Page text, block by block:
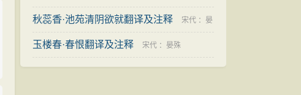
秋蕊香·池苑清阴欲就翻译及注释 宋代 ： 晏
几道
玉楼春·春恨翻译及注释 宋代 ： 晏殊